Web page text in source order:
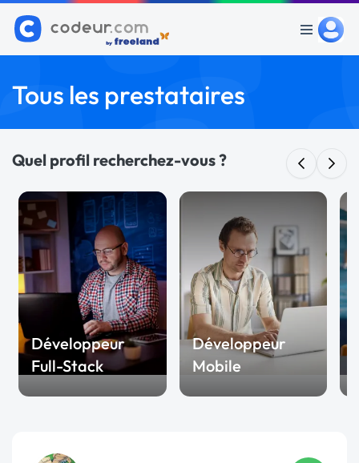
Tous les prestataires
Quel profil recherchez-vous ?
Développeur
Full-Stack
Développeur
Mobile